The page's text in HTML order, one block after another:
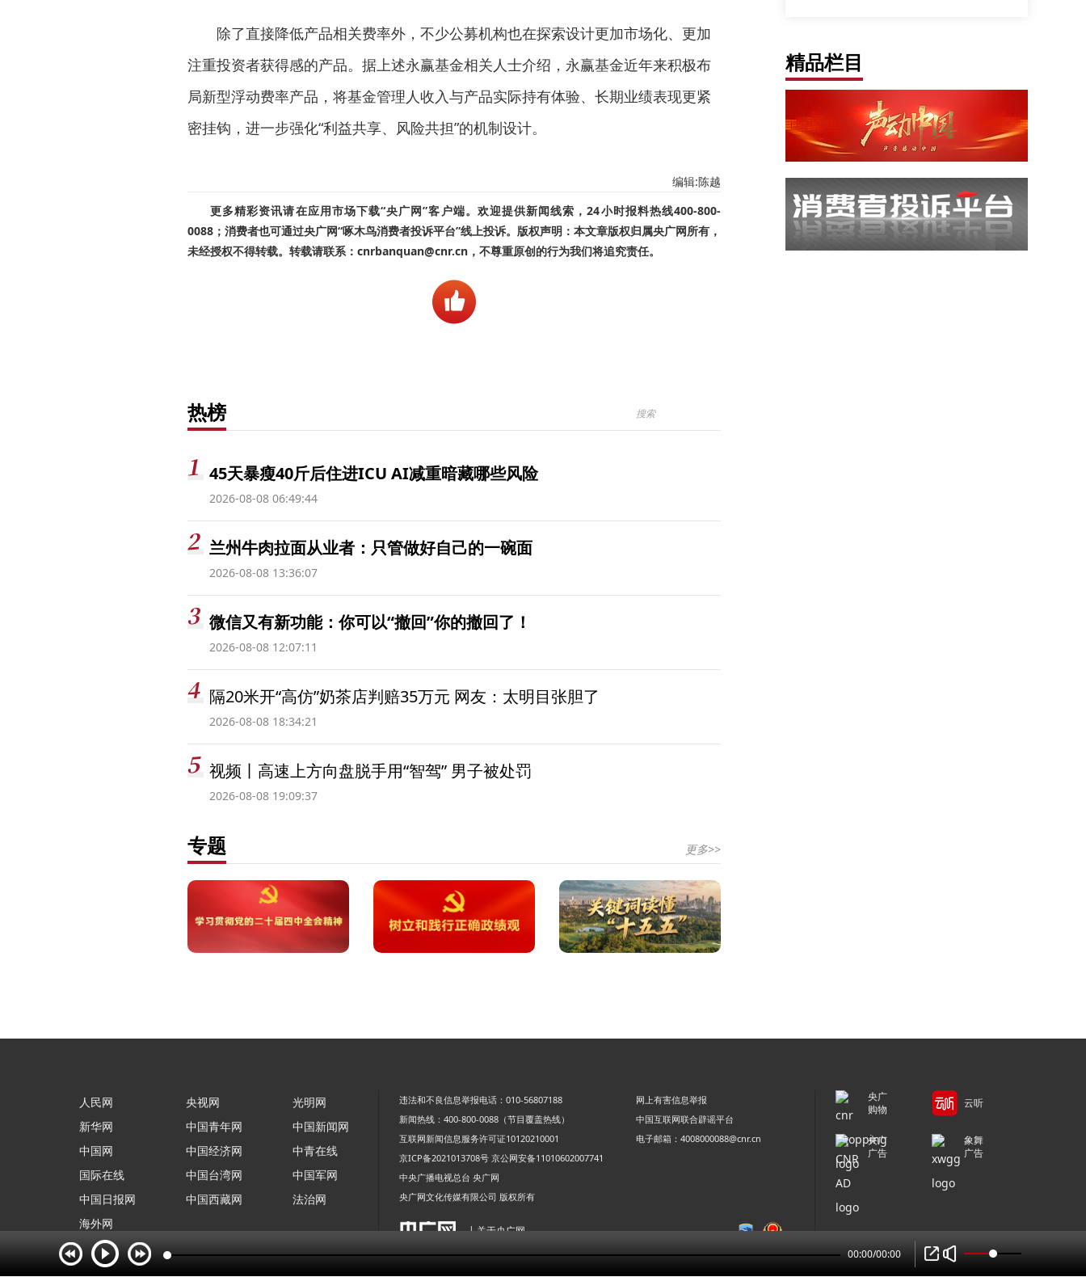
除了直接降低产品相关费率外，不少公募机构也在探索设计更加市场化、更加
注重投资者获得感的产品。据上述永赢基金相关人士介绍，永赢基金近年来积极布
局新型浮动费率产品，将基金管理人收入与产品实际持有体验、长期业绩表现更紧
密挂钩，进一步强化“利益共享、风险共担”的机制设计。
编辑:陈越
更多精彩资讯请在应用市场下载“央广网”客户端。欢迎提供新闻线索，24小时报料热线400-800-
0088；消费者也可通过央广网“啄木鸟消费者投诉平台”线上投诉。版权声明：本文章版权归属央广网所有，
未经授权不得转载。转载请联系：cnrbanquan@cnr.cn，不尊重原创的行为我们将追究责任。
热榜
45天暴瘦40斤后住进ICU AI减重暗藏哪些风险
2026-08-08 06:49:44
兰州牛肉拉面从业者：只管做好自己的一碗面
2026-08-08 13:36:07
微信又有新功能：你可以“撤回”你的撤回了！
2026-08-08 12:07:11
隔20米开“高仿”奶茶店判赔35万元 网友：太明目张胆了
2026-08-08 18:34:21
视频丨高速上方向盘脱手用“智驾” 男子被处罚
2026-08-08 19:09:37
专题 更多>>
精品栏目
人民网
新华网
中国网
国际在线
中国日报网
海外网
央视网
中国青年网
中国经济网
中国台湾网
中国西藏网
光明网
中国新闻网
中青在线
中国军网
法治网
违法和不良信息举报电话：010-56807188
网上有害信息举报
新闻热线：400-800-0088（节目覆盖热线）
中国互联网联合辟谣平台
互联网新闻信息服务许可证10120210001
电子邮箱：4008000088@cnr.cn
京ICP备2021013708号 京公网安备11010602007741
中央广播电视总台 央广网
央广网文化传媒有限公司 版权所有
| 关于央广网
央广
购物
云听
央广
广告
象舞
广告
00:00/00:00